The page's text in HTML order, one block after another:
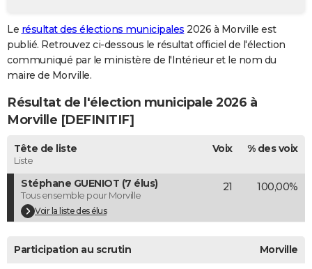
GUIDES D'ACHAT
BONS PLANS
CARTE DE VOEUX
Carte de Noël
Carte Bonne année
Carte Saint-Valentin
Carte Pâques
Carte d'anniversaire
DICTIONNAIRE
Dictionnaire
Biographies
Citations
Expressions
Proverbes
PROGRAMME TV
COPAINS D'AVANT
S'inscrire
Se connecter
Lycées
Collèges
Primaires
Universités
Entreprises
Service militaire
Avis de recherche
AVIS DE DÉCÈS
FORUM
Le résultat des élections municipales 2026 à Morville est
publié. Retrouvez ci-dessous le résultat officiel de l'élection
communiqué par le ministère de l'Intérieur et le nom du
maire de Morville.
Résultat de l'élection municipale 2026 à
Morville [DEFINITIF]
Tête de liste
Liste
Voix % des voix
Stéphane GUENIOT (7 élus)
Tous ensemble pour Morville
Voir la liste des élus
21 100,00%
Participation au scrutin Morville